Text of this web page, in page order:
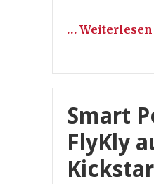
… Weiterlesen
Smart
FlyKly